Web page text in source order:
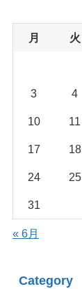
月 火
3 4
10 11
17 18
24 25
31
« 6月
Category